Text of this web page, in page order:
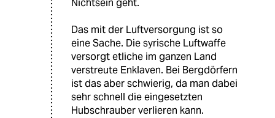
Nichtsein geht.
Das mit der Luftversorgung ist so
eine Sache. Die syrische Luftwaffe
versorgt etliche im ganzen Land
verstreute Enklaven. Bei Bergdörfern
ist das aber schwierig, da man dabei
sehr schnell die eingesetzten
Hubschrauber verlieren kann.